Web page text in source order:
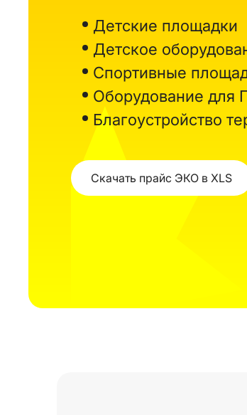
Детские площадки
Детское
Спортивные
Оборудование для
Благоустройство
Скачать прайс ЭКО в XLS